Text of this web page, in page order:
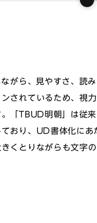
がら、見やすさ、読
されているため、視
「TBUD明朝」は従
おり、UD書体化にあ
くとりながらも文字